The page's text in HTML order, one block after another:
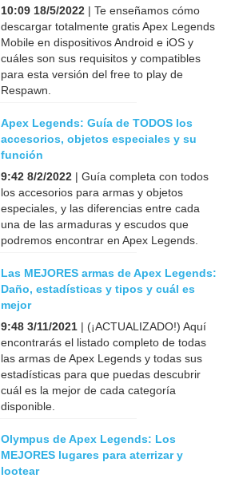
10:09 18/5/2022 | Te enseñamos cómo
descargar totalmente gratis Apex Legends
Mobile en dispositivos Android e iOS y
cuáles son sus requisitos y compatibles
para esta versión del free to play de
Respawn.
Apex Legends: Guía de TODOS los
accesorios, objetos especiales y su
función
9:42 8/2/2022 | Guía completa con todos
los accesorios para armas y objetos
especiales, y las diferencias entre cada
una de las armaduras y escudos que
podremos encontrar en Apex Legends.
Las MEJORES armas de Apex Legends:
Daño, estadísticas y tipos y cuál es
mejor
9:48 3/11/2021 | (¡ACTUALIZADO!) Aquí
encontrarás el listado completo de todas
las armas de Apex Legends y todas sus
estadísticas para que puedas descubrir
cuál es la mejor de cada categoría
disponible.
Olympus de Apex Legends: Los
MEJORES lugares para aterrizar y
lootear